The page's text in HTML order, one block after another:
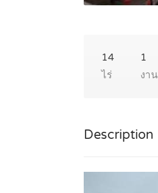
14
ไร่
1
งาน
Description